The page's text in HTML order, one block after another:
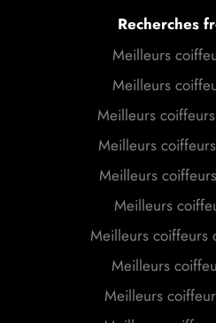
Recherches
Meilleurs
Meilleurs
Meilleurs
Meilleurs
Meilleurs
Meilleurs
Meilleurs coiffeurs
Meilleurs
Meilleurs